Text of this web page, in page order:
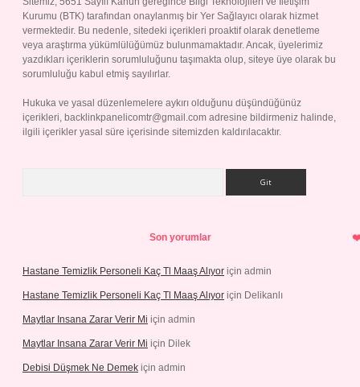
Kurumu (BTK) tarafından onaylanmış bir Yer Sağlayıcı olarak hizmet
vermektedir. Bu nedenle, sitedeki içerikleri proaktif olarak denetleme
veya araştırma yükümlülüğümüz bulunmamaktadır. Ancak, üyelerimiz
yazdıkları içeriklerin sorumluluğunu taşımakta olup, siteye üye olarak bu
sorumluluğu kabul etmiş sayılırlar.
Hukuka ve yasal düzenlemelere aykırı olduğunu düşündüğünüz
içerikleri, backlinkpanelicomtr@gmail.com adresine bildirmeniz halinde,
ilgili içerikler yasal süre içerisinde sitemizden kaldırılacaktır.
Son yorumlar
Hastane Temizlik Personeli Kaç Tl Maaş Alıyor için admin
Hastane Temizlik Personeli Kaç Tl Maaş Alıyor için Delikanlı
Maytlar Insana Zarar Verir Mi için admin
Maytlar Insana Zarar Verir Mi için Dilek
Debisi Düşmek Ne Demek için admin